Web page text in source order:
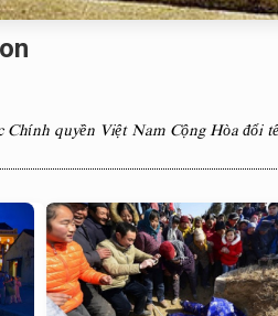
Chính quyền Việt Nam Cộng Hòa đổi